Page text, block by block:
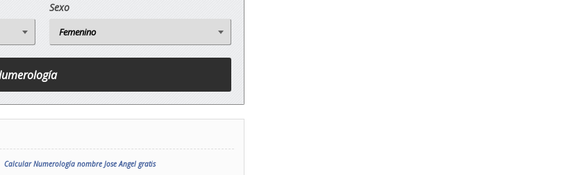
Sexo
Calcular Numerología nombre Jose Angel gratis